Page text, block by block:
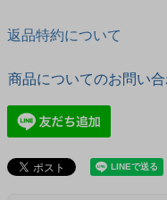
返品特約について
商品についてのお問い